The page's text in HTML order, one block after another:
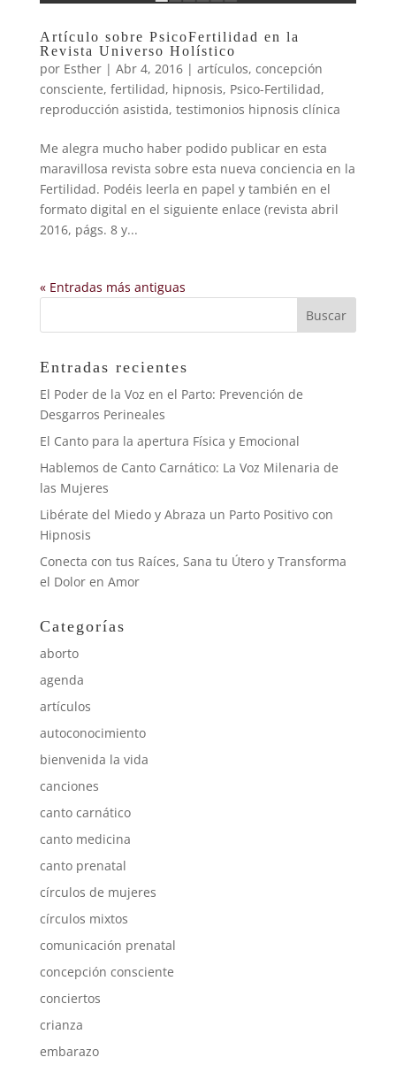
Artículo sobre PsicoFertilidad en la
Revista Universo Holístico
por Esther| Abr 4, 2016| artículos, concepción
consciente, fertilidad, hipnosis, Psico-Fertilidad,
reproducción asistida, testimonios hipnosis clínica
Me alegra mucho haber podido publicar en esta
maravillosa revista sobre esta nueva conciencia en la
Fertilidad. Podéis leerla en papel y también en el
formato digital en el siguiente enlace (revista abril
2016, págs. 8 y...
« Entradas más antiguas
Entradas recientes
El Poder de la Voz en el Parto: Prevención de
Desgarros Perineales
El Canto para la apertura Física y Emocional
Hablemos de Canto Carnático: La Voz Milenaria de
las Mujeres
Libérate del Miedo y Abraza un Parto Positivo con
Hipnosis
Conecta con tus Raíces, Sana tu Útero y Transforma
el Dolor en Amor
Categorías
aborto
agenda
artículos
autoconocimiento
bienvenida la vida
canciones
canto carnático
canto medicina
canto prenatal
círculos de mujeres
círculos mixtos
comunicación prenatal
concepción consciente
conciertos
crianza
embarazo